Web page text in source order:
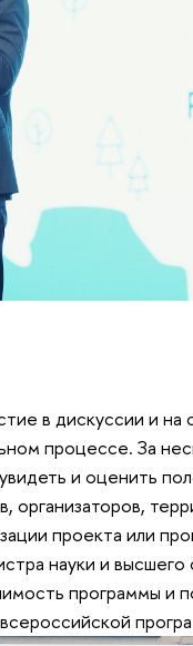
в дискуссии и
процессе. За
и оценить
организаторов,
проекта или
науки и
программы и